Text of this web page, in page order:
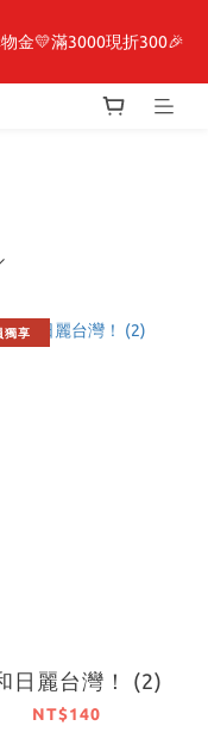
周邊商品
金💛滿3000現折300🎉
探大人、約會大作戰、
獨享
日麗台灣！ (2)
NT$140